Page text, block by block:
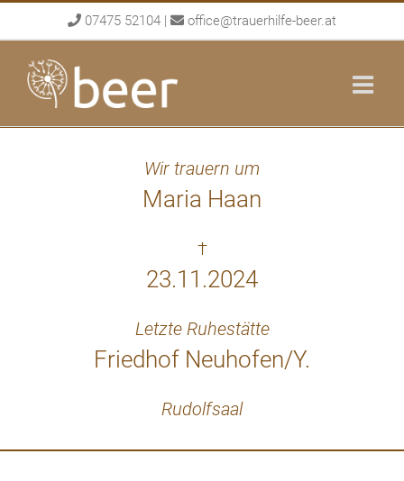
to
content
07475 52104 | office@trauerhilfe-beer.at
Wir trauern um
Maria Haan
†
23.11.2024
Letzte Ruhestätte
Friedhof Neuhofen/Y.
Rudolfsaal